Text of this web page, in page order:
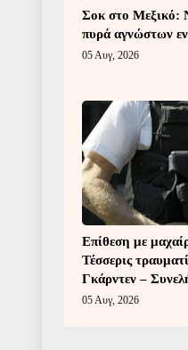
Σοκ στο Μεξικό:
πυρά αγνώστων
05 Αυγ, 2026
Επίθεση με
Τέσσερις
Γκάρντεν –
05 Αυγ, 2026